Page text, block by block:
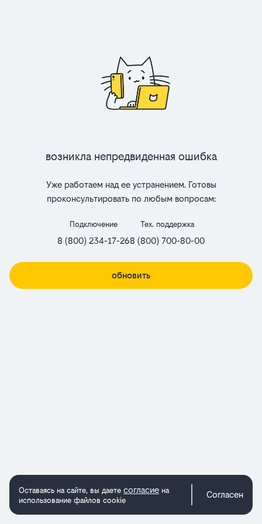
Возникла непредвиденная ошибка
Уже работаем над ее устранением. Готовы
проконсультировать по любым вопросам:
Подключение
8 (800) 234-17-26
Тех. поддержка
8 (800) 700-80-00
обновить
Оставаясь на сайте, вы даете согласие на
использование файлов cookie
Согласен